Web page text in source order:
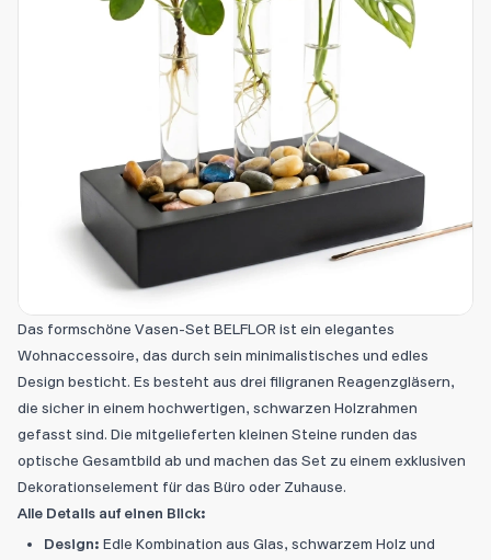
Das formschöne Vasen-Set BELFLOR ist ein elegantes
Wohnaccessoire, das durch sein minimalistisches und edles
Design besticht. Es besteht aus drei filigranen Reagenzgläsern,
die sicher in einem hochwertigen, schwarzen Holzrahmen
gefasst sind. Die mitgelieferten kleinen Steine runden das
optische Gesamtbild ab und machen das Set zu einem exklusiven
Dekorationselement für das Büro oder Zuhause.
Alle Details auf einen Blick:
Design: Edle Kombination aus Glas, schwarzem Holz und